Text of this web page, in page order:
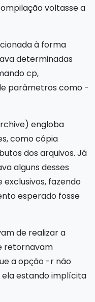
voltasse a
à forma
determinadas
cp,
parâmetros como -
engloba
como cópia
dos arquivos. Já
alguns desses
fazendo
esperado fosse
de realizar a
retornavam
a opção -r não
ela estando implícita